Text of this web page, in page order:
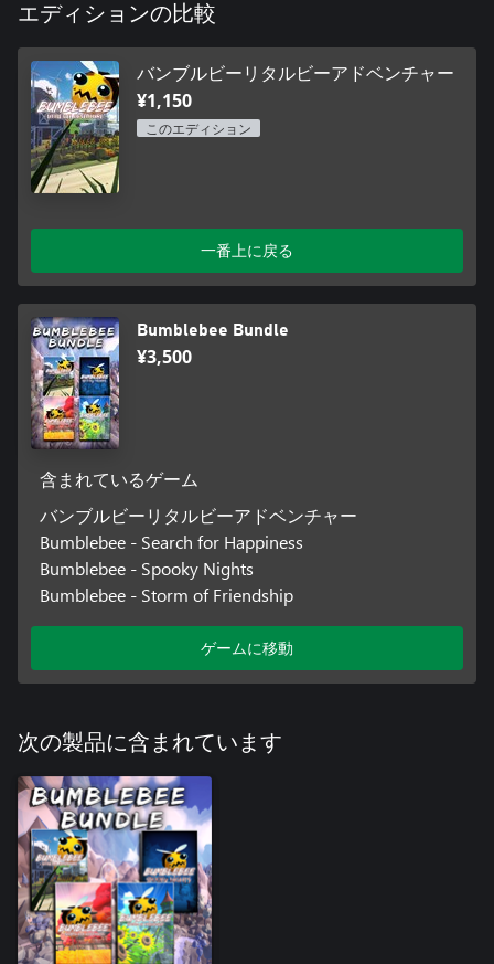
エディションの比較
バンブルビーリタルビーアドベンチャー
¥1,150
このエディション
一番上に戻る
Bumblebee Bundle
¥3,500
含まれているゲーム
バンブルビーリタルビーアドベンチャー
Bumblebee - Search for Happiness
Bumblebee - Spooky Nights
Bumblebee - Storm of Friendship
ゲームに移動
次の製品に含まれています